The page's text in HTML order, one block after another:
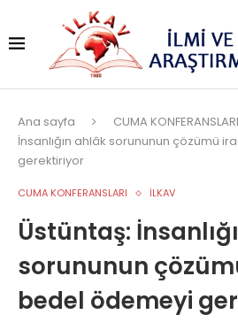
Ana sayfa CUMA KONFERANSLARI
İnsanlığın ahlâk sorununun çözümü
gerektiriyor
CUMA KONFERANSLARI İLKAV
Üstüntaş:
sorununun
bedel ödemeyi